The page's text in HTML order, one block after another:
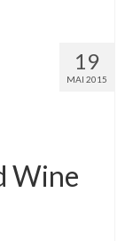
19
MAI 2015
Wine